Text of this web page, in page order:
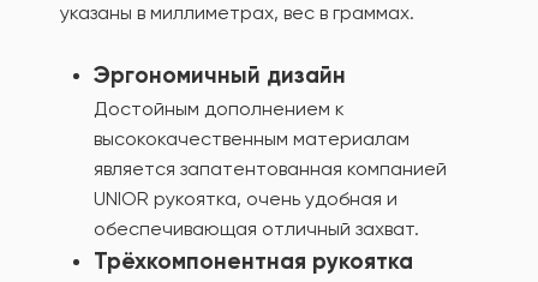
указаны в миллиметрах, вес в граммах.
Эргономичный дизайн
Достойным дополнением к
высококачественным материалам
является запатентованная компанией
UNIOR рукоятка, очень удобная и
обеспечивающая отличный захват.
Трёхкомпонентная рукоятка